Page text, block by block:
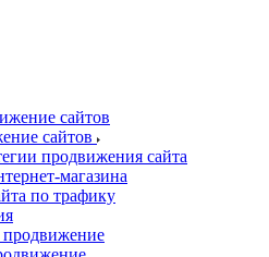
сайтов
продвижения сайта
магазина
по трафику